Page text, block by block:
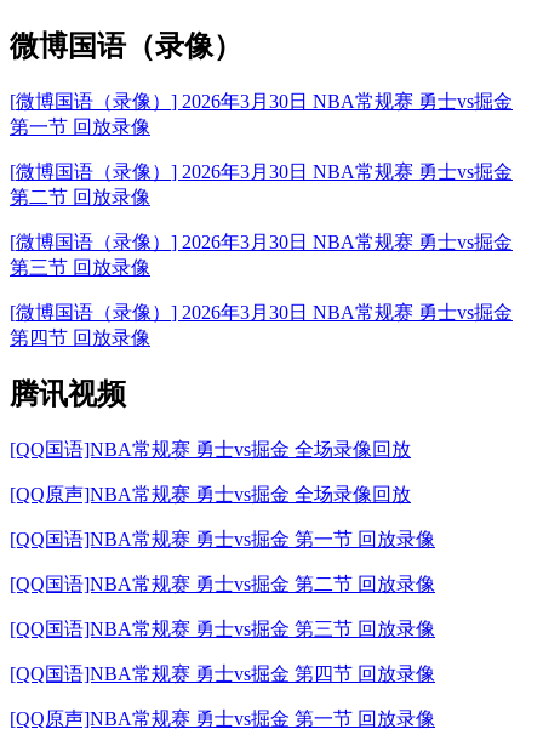
微博国语（录像）
[微博国语（录像） ] 2026年3月30日 NBA常规赛 勇士vs掘金
第一节 回放录像
[微博国语（录像） ] 2026年3月30日 NBA常规赛 勇士vs掘金
第二节 回放录像
[微博国语（录像） ] 2026年3月30日 NBA常规赛 勇士vs掘金
第三节 回放录像
[微博国语（录像） ] 2026年3月30日 NBA常规赛 勇士vs掘金
第四节 回放录像
腾讯视频
[QQ国语]NBA常规赛 勇士vs掘金 全场录像回放
[QQ原声]NBA常规赛 勇士vs掘金 全场录像回放
[QQ国语]NBA常规赛 勇士vs掘金 第一节 回放录像
[QQ国语]NBA常规赛 勇士vs掘金 第二节 回放录像
[QQ国语]NBA常规赛 勇士vs掘金 第三节 回放录像
[QQ国语]NBA常规赛 勇士vs掘金 第四节 回放录像
[QQ原声]NBA常规赛 勇士vs掘金 第一节 回放录像